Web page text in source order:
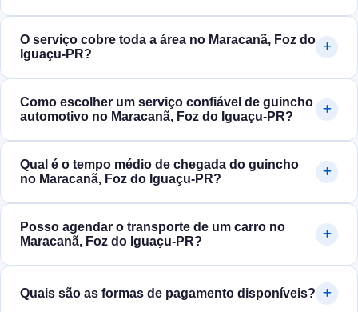
O serviço cobre toda a área no Maracanã, Foz do
Iguaçu‑PR?
Como escolher um serviço confiável de guincho
automotivo no Maracanã, Foz do Iguaçu‑PR?
Qual é o tempo médio de chegada do guincho
no Maracanã, Foz do Iguaçu‑PR?
Posso agendar o transporte de um carro no
Maracanã, Foz do Iguaçu‑PR?
Quais são as formas de pagamento disponíveis?